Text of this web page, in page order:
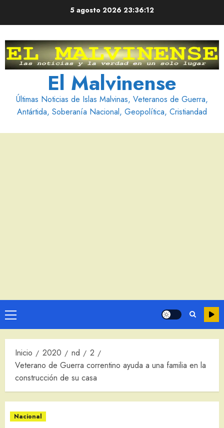
5 agosto 2026 23:36:13
El Malvinense
Últimas Noticias de Islas Malvinas, Veteranos de Guerra,
Antártida, Soberanía Nacional, Geopolítica, Cristiandad
Menú
principal
Inicio 2020 nd
2
Veterano de Guerra correntino ayuda a una familia en la
construcción de su casa
Nacional